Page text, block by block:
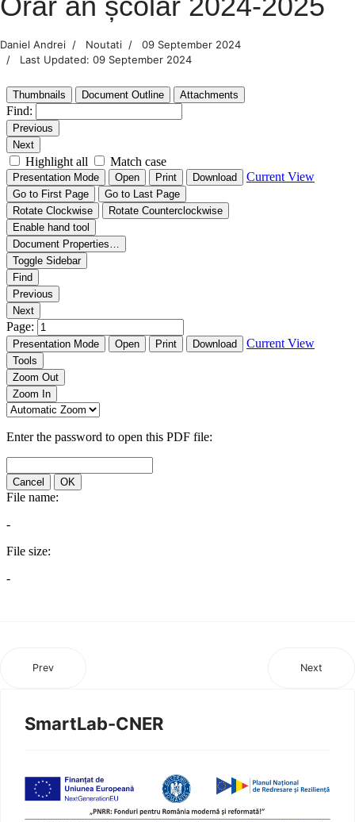
Daniel Andrei Noutati
09 September 2024
Last Updated: 09 September 2024
Prev Next
SmartLab-CNER